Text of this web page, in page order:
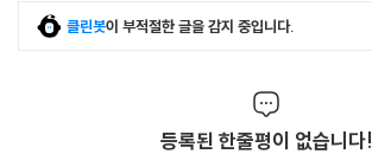
클린봇이 부적절한 글을 감지 중입니다.
등록된 한줄평이 없습니다!